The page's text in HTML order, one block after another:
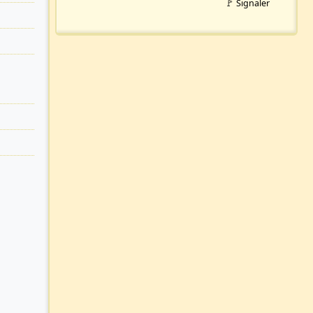
🚩 Signaler